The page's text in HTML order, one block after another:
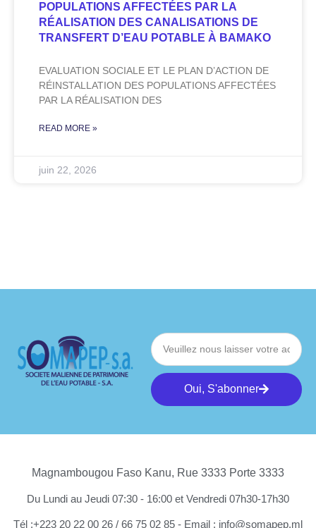
POPULATIONS AFFECTÉES PAR LA
RÉALISATION DES CANALISATIONS DE
TRANSFERT D’EAU POTABLE À BAMAKO
EVALUATION SOCIALE ET LE PLAN D’ACTION DE
RÉINSTALLATION DES POPULATIONS AFFECTÉES
PAR LA RÉALISATION DES
READ MORE »
juin 22, 2026
Oui, S'abonner
Magnambougou Faso Kanu, Rue 3333 Porte 3333
Du Lundi au Jeudi 07:30 - 16:00 et Vendredi 07h30-17h30
Tél :+223 20 22 00 26 / 66 75 02 85 - Email : info@somapep.ml